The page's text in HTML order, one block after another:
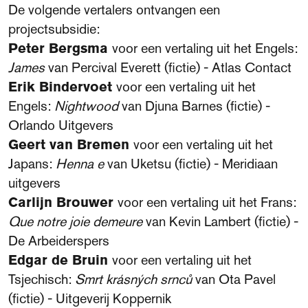
De volgende vertalers ontvangen een
projectsubsidie:
Peter Bergsma voor een vertaling uit het Engels:
Jamesvan Percival Everett (fictie) - Atlas Contact
Erik Bindervoet voor een vertaling uit het
Engels: Nightwoodvan Djuna Barnes (fictie) -
Orlando Uitgevers
Geert van Bremen voor een vertaling uit het
Japans: Henna evan Uketsu (fictie) - Meridiaan
uitgevers
Carlijn Brouwer voor een vertaling uit het Frans:
Que notre joie demeurevan Kevin Lambert (fictie) -
De Arbeiderspers
Edgar de Bruin voor een vertaling uit het
Tsjechisch: Smrt krásných srncůvan Ota Pavel
(fictie) - Uitgeverij Koppernik